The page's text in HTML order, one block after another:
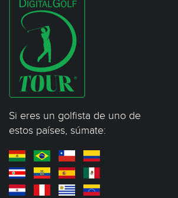
Si eres un golfista de uno de
estos países, súmate: